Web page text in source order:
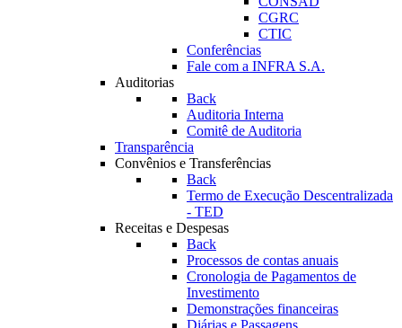
CGRC
CTIC
Conferências
Fale com a INFRA S.A.
Auditorias
Back
Auditoria Interna
Comitê de Auditoria
Transparência
Convênios e Transferências
Back
Termo de Execução Descentralizada
- TED
Receitas e Despesas
Back
Processos de contas anuais
Cronologia de Pagamentos de
Investimento
Demonstrações financeiras
Diárias e Passagens